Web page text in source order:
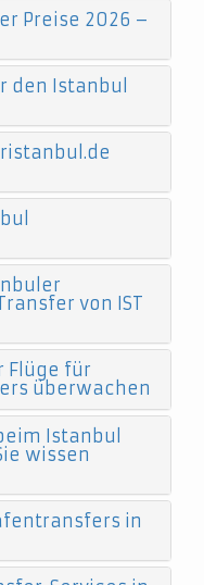
Preise 2026 –
den Istanbul
von IST
Flüge für
überwachen
Istanbul
wissen
in